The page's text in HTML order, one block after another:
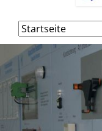
Navigation
überspringen